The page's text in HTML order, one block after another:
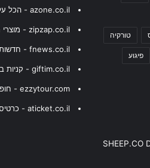
טורקיה
פיגוע
SHEEP.CO
azone.co.il - הכל על קניה באמזון
zipzap.co.il - מוצרי חשמל במחירים הגיוניים
fnews.co.il - חדשות כלכלה
giftim.co.il - קניות באינטרנט
ezzytour.com - חופשות בארץ ובעולם
aticket.co.il - כרטיסים להופעות